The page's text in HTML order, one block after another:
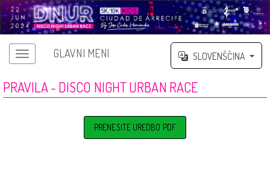
GLAVNI MENI SLOVENŠČINA
PRAVILA - DISCO NIGHT URBAN RACE
PRENESITE UREDBO PDF